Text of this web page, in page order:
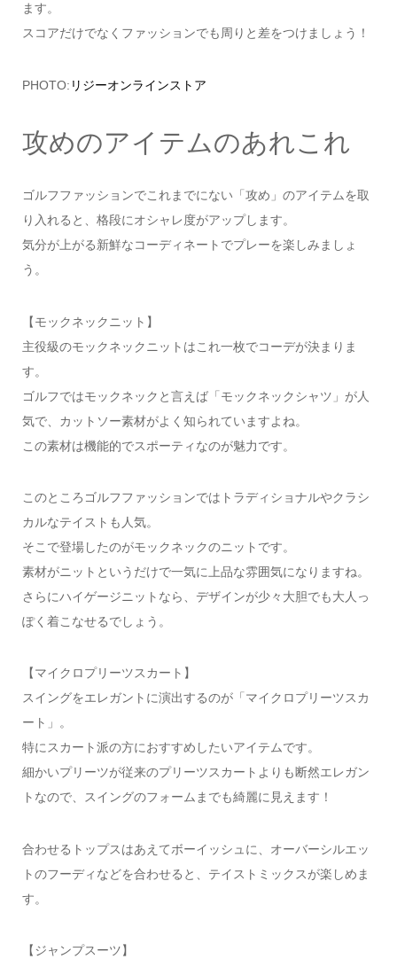
ます。
スコアだけでなくファッションでも周りと差をつけましょう！
PHOTO: リジーオンラインストア
攻めのアイテムのあれこれ
ゴルフファッションでこれまでにない「攻め」のアイテムを取
り入れると、格段にオシャレ度がアップします。
気分が上がる新鮮なコーディネートでプレーを楽しみましょ
う。
【モックネックニット】
主役級のモックネックニットはこれ一枚でコーデが決まりま
す。
ゴルフではモックネックと言えば「モックネックシャツ」が人
気で、カットソー素材がよく知られていますよね。
この素材は機能的でスポーティなのが魅力です。
このところゴルフファッションではトラディショナルやクラシ
カルなテイストも人気。
そこで登場したのがモックネックのニットです。
素材がニットというだけで一気に上品な雰囲気になりますね。
さらにハイゲージニットなら、デザインが少々大胆でも大人っ
ぽく着こなせるでしょう。
【マイクロプリーツスカート】
スイングをエレガントに演出するのが「マイクロプリーツスカ
ート」。
特にスカート派の方におすすめしたいアイテムです。
細かいプリーツが従来のプリーツスカートよりも断然エレガン
トなので、スイングのフォームまでも綺麗に見えます！
合わせるトップスはあえてボーイッシュに、オーバーシルエッ
トのフーディなどを合わせると、テイストミックスが楽しめま
す。
【ジャンプスーツ】